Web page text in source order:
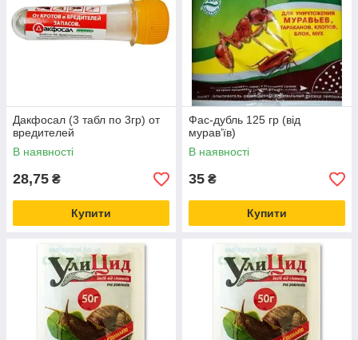
Дакфосал (3 табл по 3гр) от
вредителей
В наявності
28,75 ₴
Купити
Фас-дубль 125 гр (від
мурав’їв)
В наявності
35 ₴
Купити